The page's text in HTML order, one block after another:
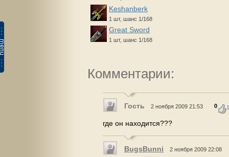
Keshanberk
1 шт, шанс 1/168
Great Sword
1 шт, шанс 1/168
Комментарии:
Гость 2 ноября 2009 21:53 0
где он находится???
BugsBunni 2 ноября 2009 22:08